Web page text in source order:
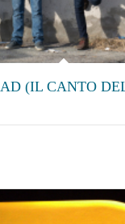
(IL CANTO